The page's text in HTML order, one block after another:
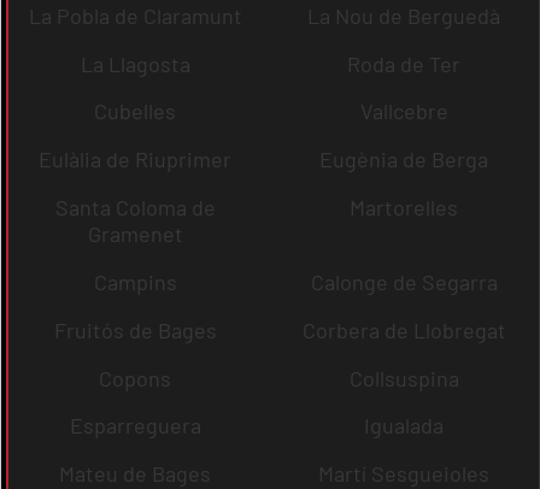
La Pobla de Claramunt
La Nou de Berguedà
La Llagosta
Roda de Ter
Cubelles
Vallcebre
Eulàlia de Riuprimer
Eugènia de Berga
Santa Coloma de
Gramenet
Martorelles
Campins
Calonge de Segarra
Fruitós de Bages
Corbera de Llobregat
Copons
Collsuspina
Esparreguera
Igualada
Mateu de Bages
Martí Sesgueioles